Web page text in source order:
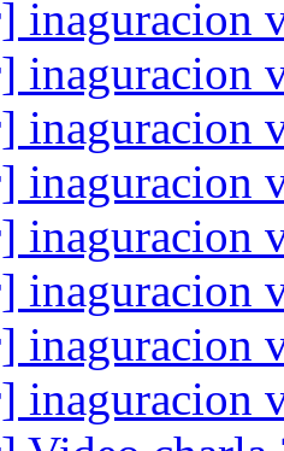
inaguracion
inaguracion
inaguracion
inaguracion
inaguracion
inaguracion
inaguracion
inaguracion